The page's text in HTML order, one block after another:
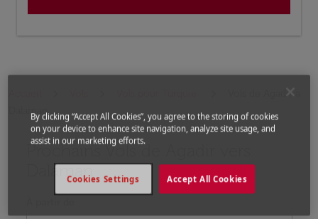
Vols de Agadir a
Dalaman
Prochains Vols de Agadir vers
Dalaman
Aucun tarif trouvé pour les options populaires
By clicking “Accept All Cookies”, you agree to the storing of cookies
on your device to enhance site navigation, analyze site usage, and
assist in our marketing efforts.
Accept All Cookies
Cookies Settings